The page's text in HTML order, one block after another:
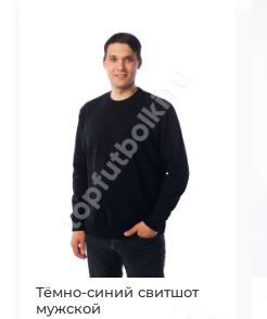
Тёмно-синий свитшот
мужской